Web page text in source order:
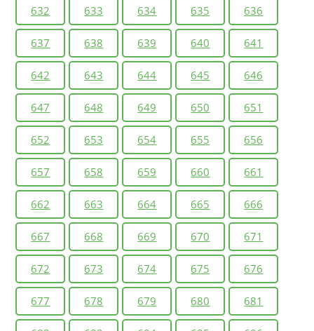
632 633 634 635 636
637 638 639 640 641
642 643 644 645 646
647 648 649 650 651
652 653 654 655 656
657 658 659 660 661
662 663 664 665 666
667 668 669 670 671
672 673 674 675 676
677 678 679 680 681